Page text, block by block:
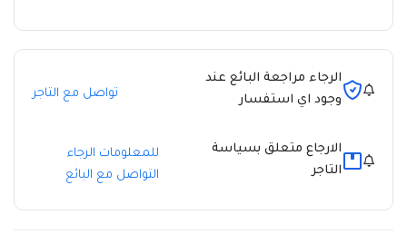
الرجاء مراجعة البائع عند
وجود اي استفسار
تواصل مع التاجر
الارجاع متعلق بسياسة
التاجر
للمعلومات الرجاء
التواصل مع البائع